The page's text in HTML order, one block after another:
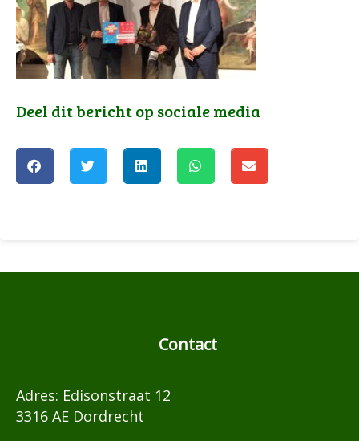
Deel dit bericht op sociale media
Contact
Adres: Edisonstraat 12
3316 AE Dordrecht